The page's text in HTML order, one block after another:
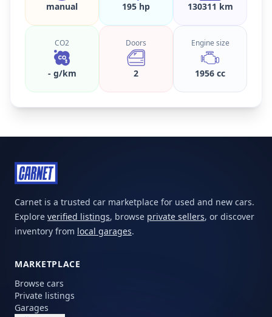
manual 195 hp 130311 km
CO2
- g/km
Doors
2
Engine size
1956 cc
Carnet is a trusted car marketplace for used and new cars.
Explore verified listings, browse private sellers, or discover
inventory from local garages.
MARKETPLACE
Browse cars
Private listings
Garages